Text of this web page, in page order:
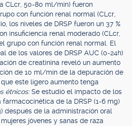
CLcr, 50-80 ml/min) fueron
con función renal normal (CLcr,
los niveles de DRSP fueron un 37 %
insuficiencia renal moderado (CLcr,
grupo con función renal normal. El
de los valores de DRSP AUC (0-24h)
de creatinina reveló un aumento
de 10 ml/min de la depuración de
este ligero aumento tenga
étnicos:Se estudió el impacto de los
de la DRSP (1-6 mg)
después de la administración oral
jóvenes y sanas de raza